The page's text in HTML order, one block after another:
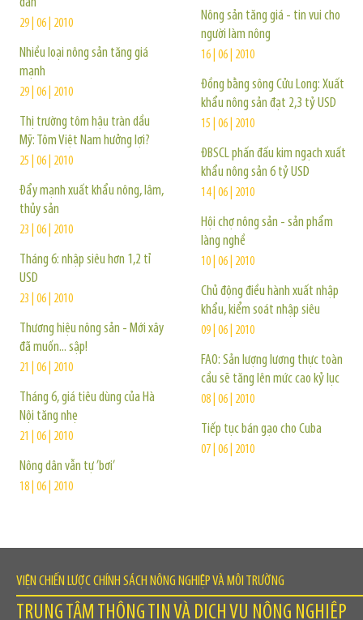
29 | 06 | 2010
Nhiều loại nông sản tăng giá
mạnh
29 | 06 | 2010
Thị trường tôm hậu tràn dầu
Mỹ: Tôm Việt Nam hưởng lợi?
25 | 06 | 2010
Ðẩy mạnh xuất khẩu nông, lâm,
thủy sản
23 | 06 | 2010
Tháng 6: nhập siêu hơn 1,2 tỉ
USD
23 | 06 | 2010
Thương hiệu nông sản - Mới xây
đã muốn... sập!
21 | 06 | 2010
Tháng 6, giá tiêu dùng của Hà
Nội tăng nhẹ
21 | 06 | 2010
Nông dân vẫn tự ’bơi’
18 | 06 | 2010
Nông sản tăng giá - tin vui cho
người làm nông
16 | 06 | 2010
Đồng bằng sông Cửu Long: Xuất
khẩu nông sản đạt 2,3 tỷ USD
15 | 06 | 2010
ÐBSCL phấn đấu kim ngạch xuất
khẩu nông sản 6 tỷ USD
14 | 06 | 2010
Hội chợ nông sản - sản phẩm
làng nghề
10 | 06 | 2010
Chủ động điều hành xuất nhập
khẩu, kiểm soát nhập siêu
09 | 06 | 2010
FAO: Sản lượng lương thực toàn
cầu sẽ tăng lên mức cao kỷ lục
08 | 06 | 2010
Tiếp tục bán gạo cho Cuba
07 | 06 | 2010
VIỆN CHIẾN LƯỢC CHÍNH SÁCH NÔNG NGHIỆP VÀ MÔI TRƯỜNG
TRUNG TÂM THÔNG TIN VÀ DỊCH VỤ NÔNG NGHIỆP